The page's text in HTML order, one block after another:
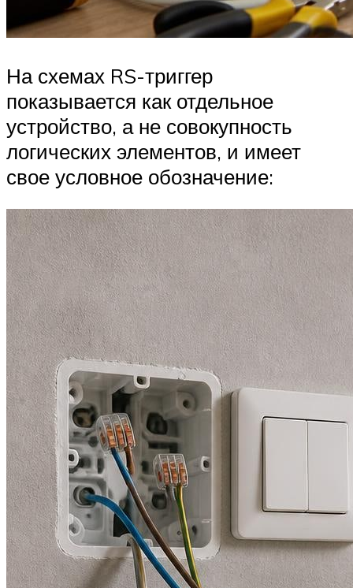
На схемах RS-триггер
показывается как отдельное
устройство, а не совокупность
логических элементов, и имеет
свое условное обозначение: